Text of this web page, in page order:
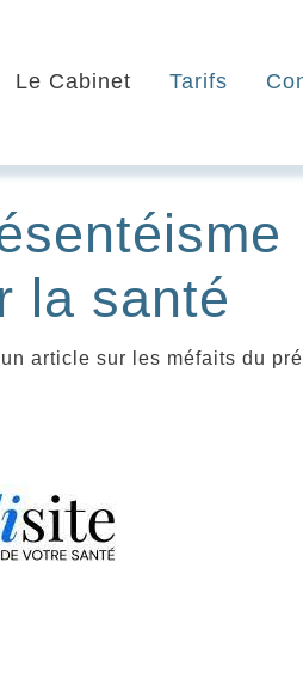
Le Cabinet Tarifs
la santé
article sur les méfaits du